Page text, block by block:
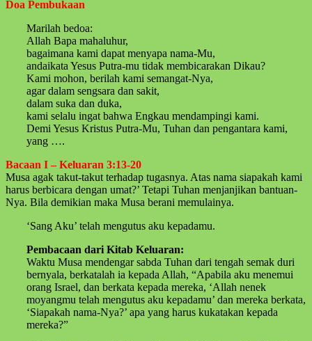
Doa Pembukaan
Marilah bedoa:
Allah Bapa mahaluhur,
bagaimana kami dapat menyapa nama-Mu,
andaikata Yesus Putra-mu tidak membicarakan Dikau?
Kami mohon, berilah kami semangat-Nya,
agar dalam sengsara dan sakit,
dalam suka dan duka,
kami selalu ingat bahwa Engkau mendampingi kami.
Demi Yesus Kristus Putra-Mu, Tuhan dan pengantara kami,
yang ….
Bacaan I – Keluaran 3:13-20
Musa agak takut-takut terhadap tugasnya. Atas nama siapakah kami
harus berbicara dengan umat?’ Tetapi Tuhan menjanjikan bantuan-
Nya. Bila demikian maka Musa berani memulainya.
‘Sang Aku’ telah mengutus aku kepadamu.
Pembacaan dari Kitab Keluaran:
Waktu Musa mendengar sabda Tuhan dari tengah semak duri
bernyala, berkatalah ia kepada Allah, “Apabila aku menemui
orang Israel, dan berkata kepada mereka, ‘Allah nenek
moyangmu telah mengutus aku kepadamu’ dan mereka berkata,
‘Siapakah nama-Nya?’ apa yang harus kukatakan kepada
mereka?”